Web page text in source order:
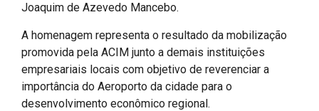
Joaquim de Azevedo Mancebo.
A homenagem representa o resultado da mobilização
promovida pela ACIM junto a demais instituições
empresariais locais com objetivo de reverenciar a
importância do Aeroporto da cidade para o
desenvolvimento econômico regional.